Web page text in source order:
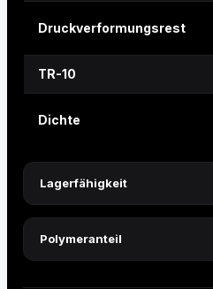
Druckverformungsrest
TR-10
Dichte
Lagerfähigkeit
Polymeranteil